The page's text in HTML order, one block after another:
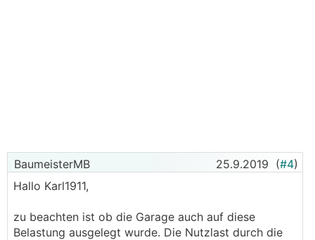
BaumeisterMB 25.9.2019 (#4)
Hallo Karl1911,
zu beachten ist ob die Garage auch auf diese
Belastung ausgelegt wurde. Die Nutzlast durch die